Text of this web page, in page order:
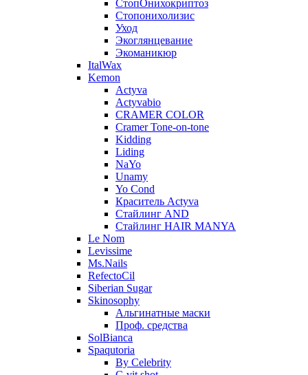
СтопОнихокриптоз
Стопонихолизис
Уход
Экоглянцевание
Экоманикюр
ItalWax
Kemon
Actyva
Actyvabio
CRAMER COLOR
Cramer Tone-on-tone
Kidding
Liding
NaYo
Unamy
Yo Cond
Краситель Actyva
Стайлинг AND
Стайлинг HAIR MANYA
Le Nom
Levissime
Ms.Nails
RefectoCil
Siberian Sugar
Skinosophy
Альгинатные маски
Проф. средства
SolBianca
Spaqutoria
By Celebrity